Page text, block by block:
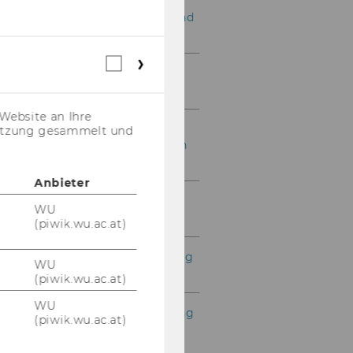
Exercise No. 23: Airport and
Exercise No. 24: Price
Exercise No. 25:
Customizing a Production
Management
Exercise No. 27: Purchasing
Process
Exercise No. 28: Purchasing
- Incoterms - Terms of
Webstatistik
an Ihre
gesammelt und
Anbieter
WU
(piwik.wu.ac.at)
WU
(piwik.wu.ac.at)
WU
(piwik.wu.ac.at)